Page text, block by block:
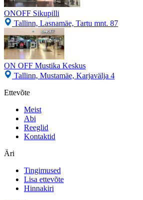
ONOFF Sikupilli
Tallinn, Lasnamäe, Tartu mnt. 87
ON OFF Mustika Keskus
Tallinn, Mustamäe, Karjavälja 4
Ettevõte
Meist
Abi
Reeglid
Kontaktid
Äri
Tingimused
Lisa ettevõte
Hinnakiri